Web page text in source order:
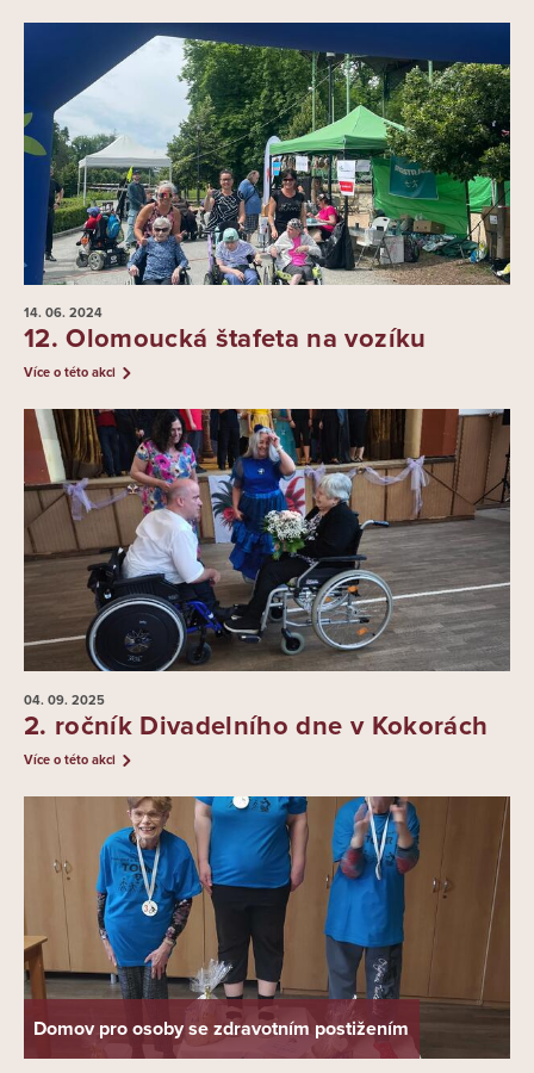
14. 06. 2024
12. Olomoucká štafeta na vozíku
Více o této akci
04. 09. 2025
2. ročník Divadelního dne v Kokorách
Více o této akci
Domov pro osoby se zdravotním postižením